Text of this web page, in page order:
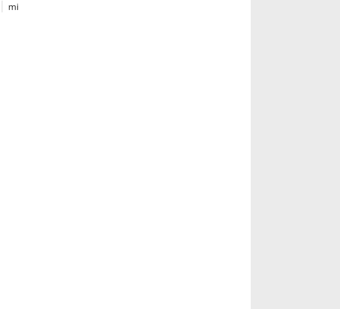
mi